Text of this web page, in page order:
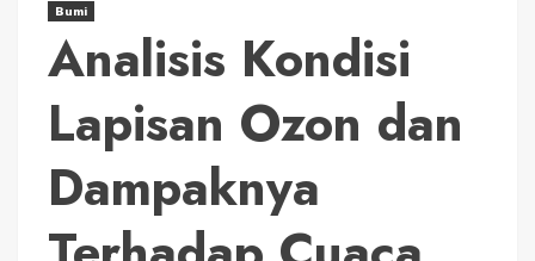
Bumi
Analisis Kondisi
Lapisan Ozon dan
Dampaknya